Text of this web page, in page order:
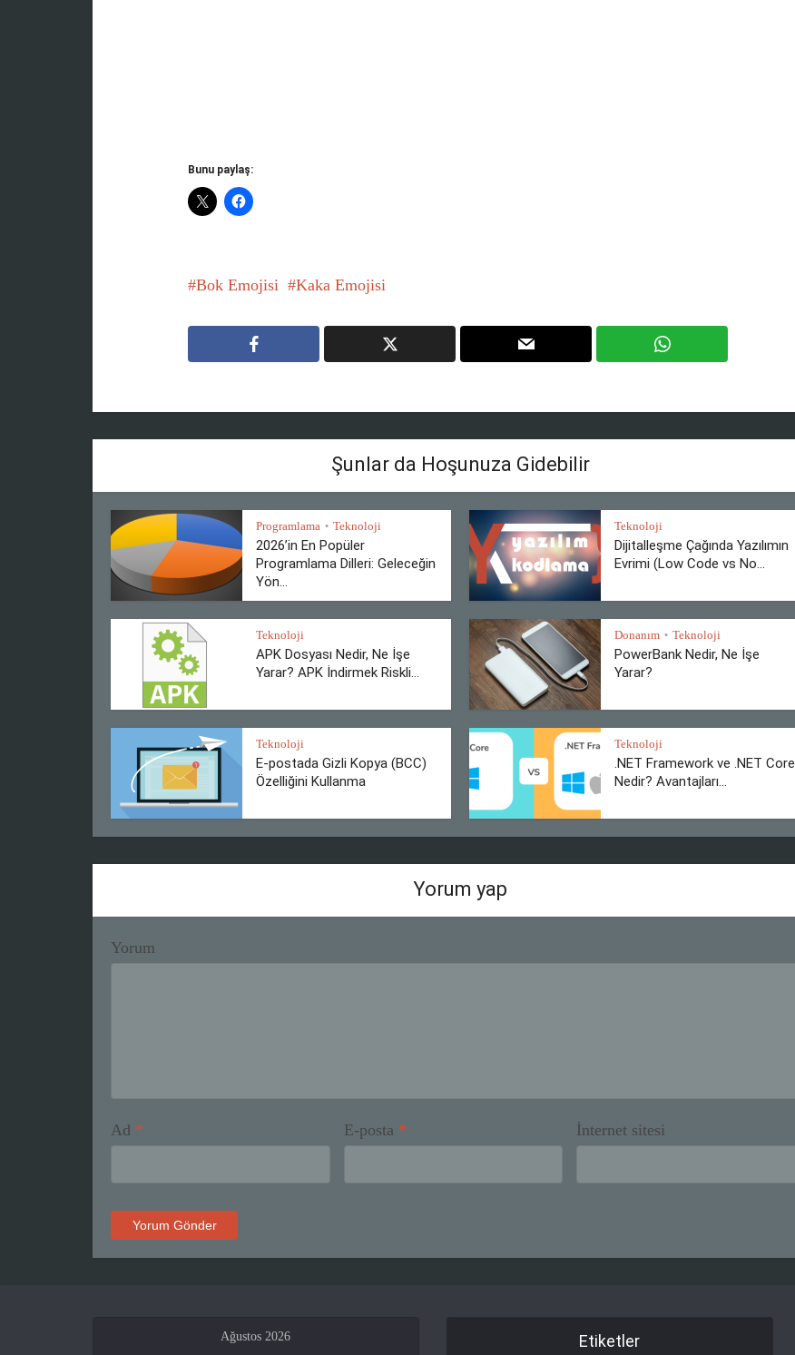
Bunu paylaş:
Bok Emojisi Kaka Emojisi
Şunlar da Hoşunuza Gidebilir
Programlama • Teknoloji
2026’in En Popüler
Programlama Dilleri: Geleceğin
Yön...
Teknoloji
Dijitalleşme Çağında Yazılımın
Evrimi (Low Code vs No...
Teknoloji
APK Dosyası Nedir, Ne İşe
Yarar? APK İndirmek Riskli...
Donanım • Teknoloji
PowerBank Nedir, Ne İşe
Yarar?
Teknoloji
E-postada Gizli Kopya (BCC)
Özelliğini Kullanma
Teknoloji
.NET Framework ve .NET Core
Nedir? Avantajları...
Yorum yap
Yorum
Ad * E-posta * İnternet sitesi
Ağustos 2026 Etiketler